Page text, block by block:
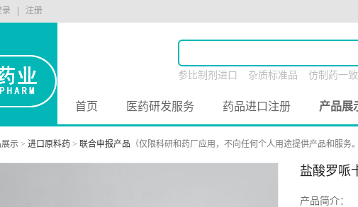
注册
录
参比制剂进口 杂质标准品
仿制药一
首页 医药研发服务 药品进口注册 产品展
展示 > 进口原料药 > 联合申报产品 （仅限科研和药厂应用，不向任何个人用途提供产品和服务。
盐酸罗哌
产品简介：